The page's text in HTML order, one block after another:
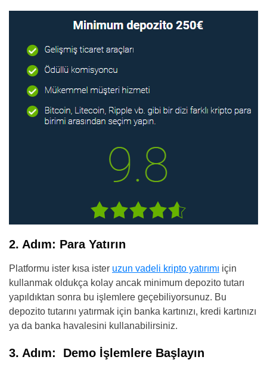
2. Adım: Para Yatırın
Platformu ister kısa ister uzun vadeli kripto yatırımı için
kullanmak oldukça kolay ancak minimum depozito tutarı
yapıldıktan sonra bu işlemlere geçebiliyorsunuz. Bu
depozito tutarını yatırmak için banka kartınızı, kredi kartınızı
ya da banka havalesini kullanabilirsiniz.
3. Adım: Demo İşlemlere Başlayın